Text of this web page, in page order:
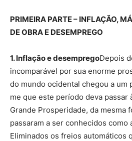
PRIMEIRA PARTE – INFLAÇÃO,
DE OBRA E DESEMPREGO
1. Inflação e desempregoDepois
incomparável por sua enorme
do mundo ocidental chegou a
me que este período deva passar
Grande Prosperidade, da mesma
passaram a ser conhecidos como
Eliminados os freios automáticos